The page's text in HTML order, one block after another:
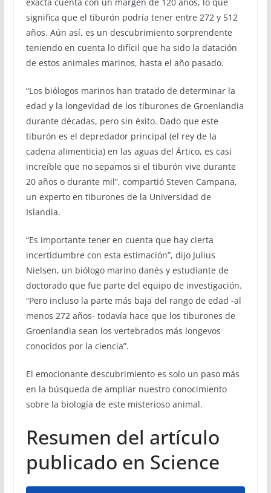
significa que el tiburón podría tener entre 272 y 512
años. Aún así, es un descubrimiento sorprendente
teniendo en cuenta lo difícil que ha sido la datación
de estos animales marinos, hasta el año pasado.
“Los biólogos marinos han tratado de determinar la
edad y la longevidad de los tiburones de Groenlandia
durante décadas, pero sin éxito. Dado que este
tiburón es el depredador principal (el rey de la
cadena alimenticia) en las aguas del Ártico, es casi
increíble que no sepamos si el tiburón vive durante
20 años o durante mil”, compartió Steven Campana,
un experto en tiburones de la Universidad de
Islandia.
“Es importante tener en cuenta que hay cierta
incertidumbre con esta estimación”, dijo Julius
Nielsen, un biólogo marino danés y estudiante de
doctorado que fue parte del equipo de investigación.
“Pero incluso la parte más baja del rango de edad -al
menos 272 años- todavía hace que los tiburones de
Groenlandia sean los vertebrados más longevos
conocidos por la ciencia”.
El emocionante descubrimiento es solo un paso más
en la búsqueda de ampliar nuestro conocimiento
sobre la biología de este misterioso animal.
Resumen del artículo
publicado en Science